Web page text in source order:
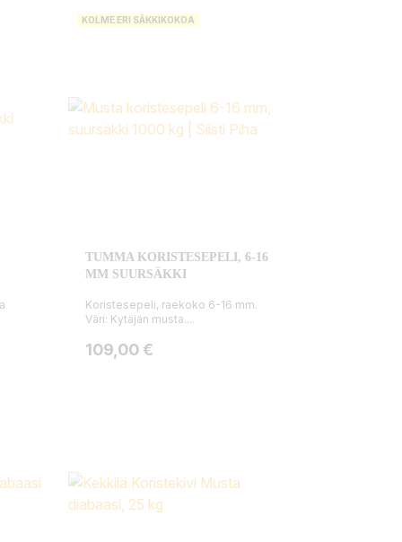
KOLME ERI SÄKKIKOKOA
TUMMA KORISTESEPELI, 6-16
MM SUURSÄKKI
Koristesepeli, raekoko 6-16 mm.
Väri: Kytäjän musta....
Hinta
109,00 €